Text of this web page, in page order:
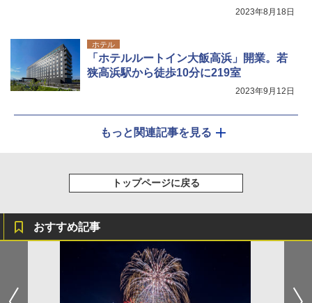
2023年8月18日
ホテル
「ホテルルートイン大飯高浜」開業。若
狭高浜駅から徒歩10分に219室
2023年9月12日
もっと関連記事を見る
トップページに戻る
おすすめ記事